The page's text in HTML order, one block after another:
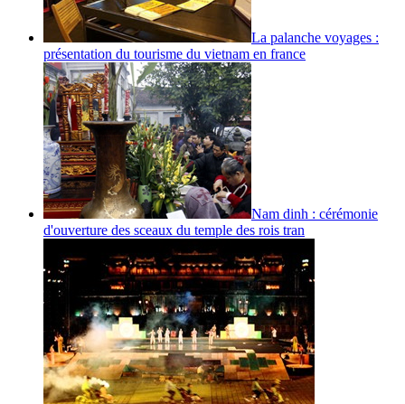
La palanche voyages :
présentation du tourisme du vietnam en france
Nam dinh : cérémonie
d'ouverture des sceaux du temple des rois tran